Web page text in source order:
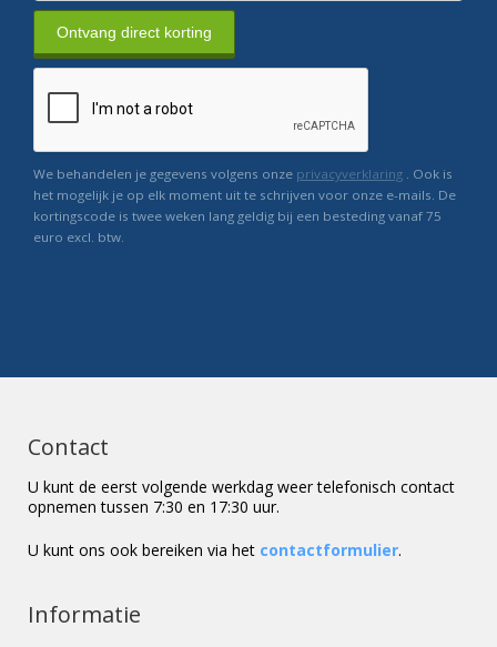
Ontvang direct korting
We behandelen je gegevens volgens onze privacyverklaring . Ook is
het mogelijk je op elk moment uit te schrijven voor onze e-mails. De
kortingscode is twee weken lang geldig bij een besteding vanaf 75
euro excl. btw.
Contact
U kunt de eerst volgende werkdag weer telefonisch contact
opnemen tussen 7:30 en 17:30 uur.
U kunt ons ook bereiken via het contactformulier.
Informatie